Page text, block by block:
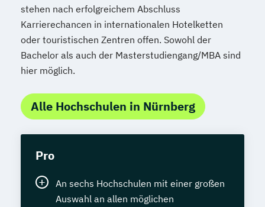
stehen nach erfolgreichem Abschluss
Karrierechancen in internationalen Hotelketten
oder touristischen Zentren offen. Sowohl der
Bachelor als auch der Masterstudiengang/MBA sind
hier möglich.
Alle Hochschulen in Nürnberg
Pro
An sechs Hochschulen mit einer großen
Auswahl an allen möglichen